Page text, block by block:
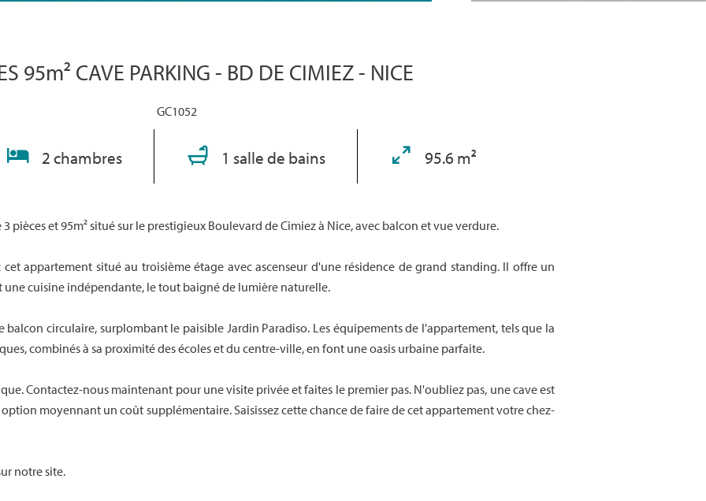
95m² CAVE PARKING - BD DE CIMIEZ - NICE
GC1052
2 chambres 1 salle de bains 95.6 m²
pièces et 95m² situé sur le prestigieux Boulevard de Cimiez à Nice, avec balcon et vue verdure.
appartement situé au troisième étage avec ascenseur d'une résidence de grand standing. Il offre un
une cuisine indépendante, le tout baigné de lumière naturelle.
circulaire, surplombant le paisible Jardin Paradiso. Les équipements de l'appartement, tels que la
combinés à sa proximité des écoles et du centre-ville, en font une oasis urbaine parfaite.
Contactez-nous maintenant pour une visite privée et faites le premier pas. N'oubliez pas, une cave est
moyennant un coût supplémentaire. Saisissez cette chance de faire de cet appartement votre chez-
notre site.